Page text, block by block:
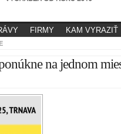
FIRMY KAM VYRAZIŤ
na jednom